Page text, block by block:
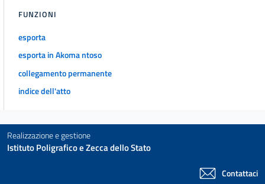
FUNZIONI
esporta
esporta in Akoma ntoso
collegamento permanente
indice dell'atto
Realizzazione e gestione
Istituto Poligrafico e Zecca dello Stato
Contattaci